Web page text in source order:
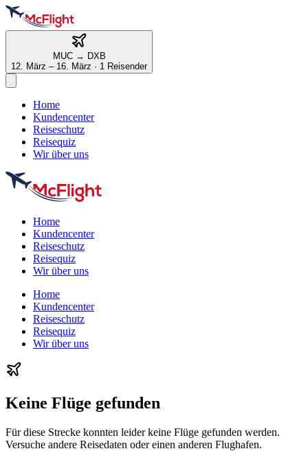
MUC→ DXB
12. März – 16. März · 1 Reisender
Home
Kundencenter
Reiseschutz
Reisequiz
Wir über uns
Home
Kundencenter
Reiseschutz
Reisequiz
Wir über uns
Home
Kundencenter
Reiseschutz
Reisequiz
Wir über uns
Keine Flüge gefunden
Für diese Strecke konnten leider keine Flüge gefunden werden.
Versuche andere Reisedaten oder einen anderen Flughafen.